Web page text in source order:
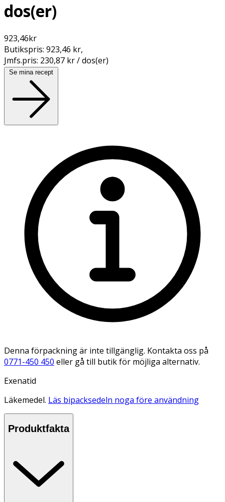
dos(er)
923,46kr
Butikspris: 923,46 kr,
Jmfs.pris: 230,87 kr / dos(er)
Se mina recept
Denna förpackning är inte tillgänglig. Kontakta oss på
0771-450 450 eller gå till butik för möjliga alternativ.
Exenatid
Läkemedel. Läs bipacksedeln noga före användning
Produktfakta